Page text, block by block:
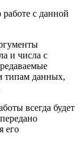
с данной
и числа с
типам данных,
всегда будет
его